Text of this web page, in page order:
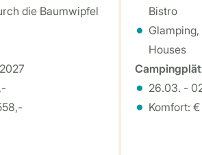
die Baumwipfel
Bistro
Houses
26.03. -
Komfort: